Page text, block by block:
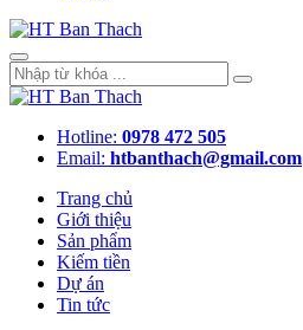
Hotline: 0978 472 505
Email: htbanthach@gmail.com
Trang chủ
Giới thiệu
Sản phẩm
Kiếm tiền
Dự án
Tin tức